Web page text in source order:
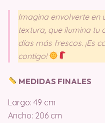
Imagina envolverte en
textura, que ilumina tu
días más frescos. ¡Es
contigo!
MEDIDAS FINALES
Largo: 49 cm
Ancho: 206 cm